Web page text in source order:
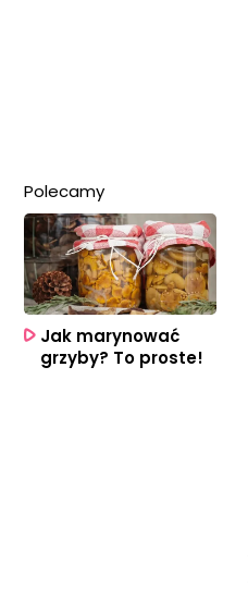
Polecamy
Jak marynować
grzyby? To proste!